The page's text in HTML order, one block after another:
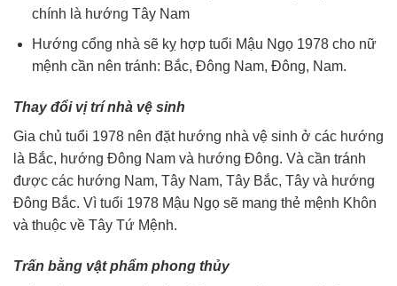
chính là hướng Tây Nam
Hướng cổng nhà sẽ kỵ hợp tuổi Mậu Ngọ 1978 cho nữ
mệnh cần nên tránh: Bắc, Đông Nam, Đông, Nam.
Thay đổi vị trí nhà vệ sinh
Gia chủ tuổi 1978 nên đặt hướng nhà vệ sinh ở các hướng
là Bắc, hướng Đông Nam và hướng Đông. Và cần tránh
được các hướng Nam, Tây Nam, Tây Bắc, Tây và hướng
Đông Bắc. Vì tuổi 1978 Mậu Ngọ sẽ mang thẻ mệnh Khôn
và thuộc về Tây Tứ Mệnh.
Trấn bằng vật phẩm phong thủy